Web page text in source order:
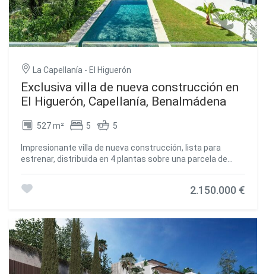
La Capellanía - El Higuerón
Exclusiva villa de nueva construcción en
El Higuerón, Capellanía, Benalmádena
527 m² 5 5
Impresionante villa de nueva construcción, lista para
estrenar, distribuida en 4 plantas sobre una parcela de
calidad, pensada para quienes buscan confort, estilo y
invitados, ofreciendo privacidad y comodidad en un
espacio independiente. La planta baja cuenta con un
amplio salón con acceso directo a la terraza, y una cocina
abierta de gran tamaño, moderna y totalmente equipada.
Además, dispone de un dormitorio, baño completo, aseo,
2.150.000 €